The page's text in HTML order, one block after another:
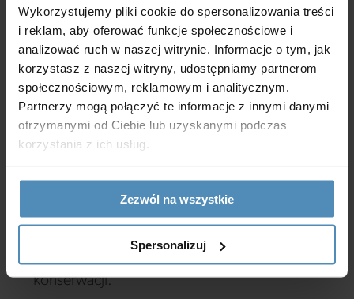
Wykorzystujemy pliki cookie do spersonalizowania treści
i reklam, aby oferować funkcje społecznościowe i
analizować ruch w naszej witrynie. Informacje o tym, jak
korzystasz z naszej witryny, udostępniamy partnerom
społecznościowym, reklamowym i analitycznym.
Partnerzy mogą połączyć te informacje z innymi danymi
otrzymanymi od Ciebie lub uzyskanymi podczas
korzystania z ich usług.
Zezwól na wszystkie
Spersonalizuj
Warto wiedzieć
filtry odgrywają kluczową rolę w procesie
oczyszczania powietrza z zanieczyszczeń.
Regularna wymiana pozwala utrzymać ich
Przestarzałe, niesprawne systemy mogą
prowadzić do gromadzenia się szkodliwych
substancji. Regularnie dokonuj przeglądów i
konserwacji.